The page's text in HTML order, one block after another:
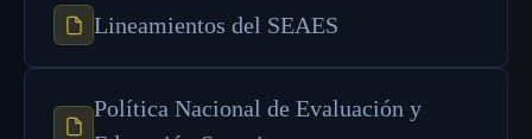
Lineamientos del SEAES
Política Nacional de Evaluación y